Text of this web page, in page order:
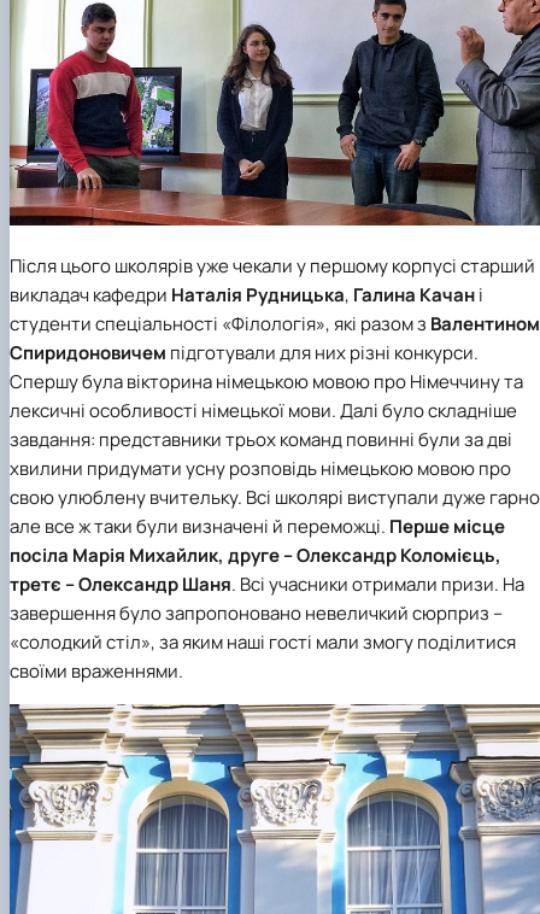
Після цього школярів уже чекали у першому корпусі старший
викладач кафедри Наталія Рудницька, Галина Качані
студентиспеціальності «Філологія», які разом з Валентином
Спиридоновичем підготували для них різні конкурси.
Спершу була вікторина німецькою мовою про Німеччину та
лексичні особливості німецької мови. Далі було складніше
завдання: представники трьох команд повинні були за дві
хвилини придумати усну розповідь німецькою мовою про
свою улюблену вчительку. Всі школярі виступали дуже
але все ж таки були визначені й переможці. Перше місце
посіла Марія Михайлик, друге– Олександр Коломієць,
третє – Олександр Шаня. Всі учасники отримали призи. На
завершення було запропоновано невеличкий сюрприз –
«солодкий стіл», за яким наші гості мали змогу поділитися
своїми враженнями.